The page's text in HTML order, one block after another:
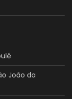
João da